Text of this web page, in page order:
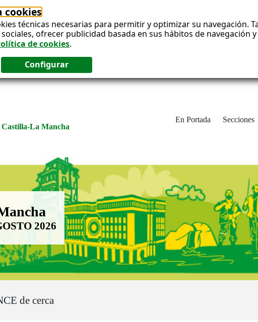
cookies
técnicas necesarias para permitir y optimizar su navegación.
ofrecer publicidad basada en sus hábitos de
de cookies.
Castilla-La Mancha
En Portada Secciones
La Mancha
2026
de cerca